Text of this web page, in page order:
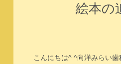
絵本の
こんにちは^ ^向洋みらい歯